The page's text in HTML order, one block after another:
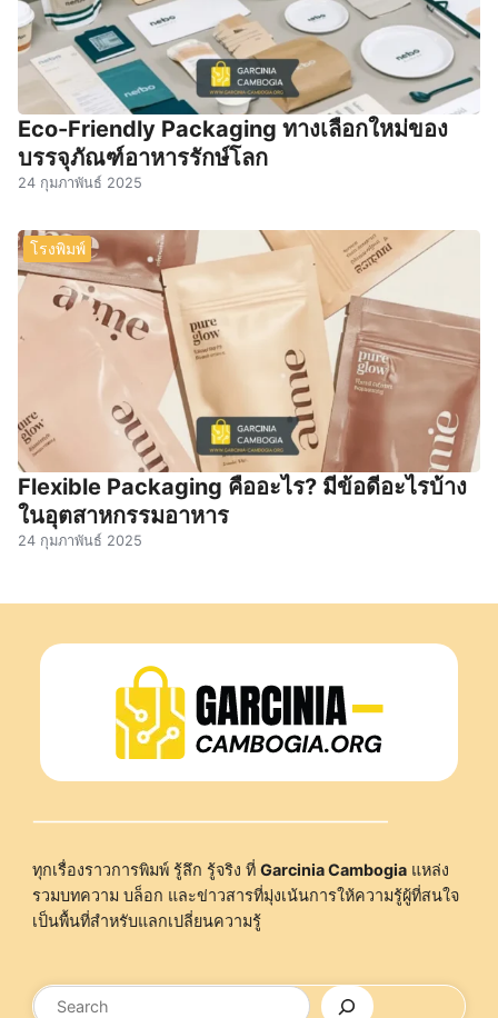
Eco-Friendly Packaging ทางเลือกใหม่ของ
บรรจุภัณฑ์อาหารรักษ์โลก
24 กุมภาพันธ์ 2025
โรงพิมพ์
Flexible Packaging คืออะไร? มีข้อดีอะไรบ้าง
ในอุตสาหกรรมอาหาร
24 กุมภาพันธ์ 2025
ทุกเรื่องราวการพิมพ์ รู้ลึก รู้จริง ที่Garcinia Cambogia แหล่ง
รวมบทความ บล็อก และข่าวสารที่มุ่งเน้นการให้ความรู้ผู้ที่สนใจ
เป็นพื้นที่สำหรับแลกเปลี่ยนความรู้
ค้นหา